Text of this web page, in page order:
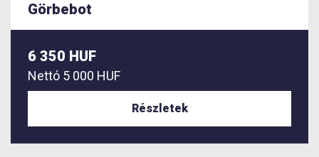
Görbebot
6 350 HUF
Nettó 5 000 HUF
Részletek